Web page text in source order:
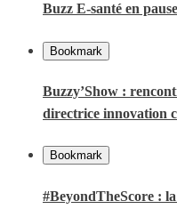
Buzz E-santé en
Bookmark
Buzzy’Show :
directrice innovation
Bookmark
#BeyondTheScore :